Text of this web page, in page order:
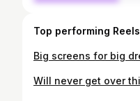
Top performing Reels